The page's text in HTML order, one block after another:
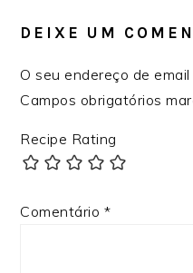
DEIXE UM
O seu endereço de
Campos obrigatórios
Recipe Rating
Comentário *